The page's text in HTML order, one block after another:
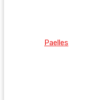
Paelles